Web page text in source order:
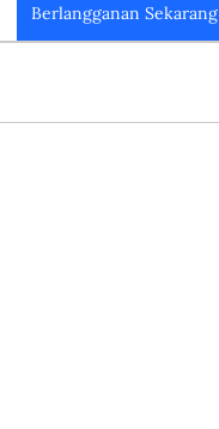
Berlangganan Sekarang